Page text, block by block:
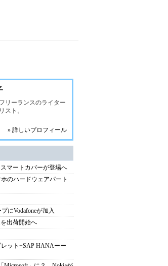
リーランスのライター
スト。
» 詳しいプロフィール
マートカバーが登場へ
のハードウェアパート
にVodafoneが加入
出荷開始へ
ット+SAP HANAーー